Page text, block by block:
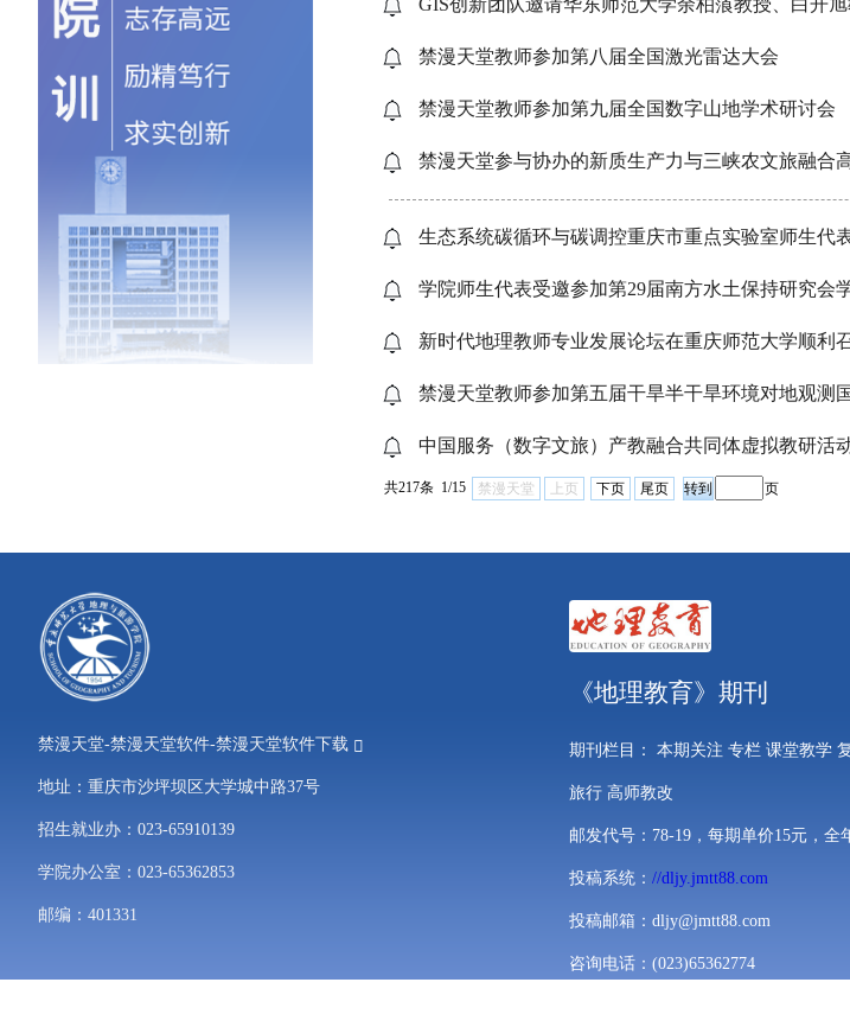
GIS创新团队邀请华东师范大学余柏蒗教授、白开
禁漫天堂教师参加第八届全国激光雷达大会
禁漫天堂教师参加第九届全国数字山地学术研讨会
禁漫天堂参与协办的新质生产力与三峡农文旅融合
生态系统碳循环与碳调控重庆市重点实验室师生代
学院师生代表受邀参加第29届南方水土保持研究会
新时代地理教师专业发展论坛在重庆师范大学顺利
禁漫天堂教师参加第五届干旱半干旱环境对地观测
中国服务（数字文旅）产教融合共同体虚拟教研活
共217条 1/15 禁漫天堂 上页 下页 尾页 页
禁漫天堂-禁漫天堂软件-禁漫天堂软件下载
地址：重庆市沙坪坝区大学城中路37号
招生就业办：023-65910139
学院办公室：023-65362853
邮编：401331
《地理教育》期刊
期刊栏目： 本期关注 专栏 课堂教学
旅行 高师教改
邮发代号：78-19，每期单价15元，全
投稿系统： //dljy.jmtt88.com
投稿邮箱： dljy@jmtt88.com
咨询电话：(023)65362774